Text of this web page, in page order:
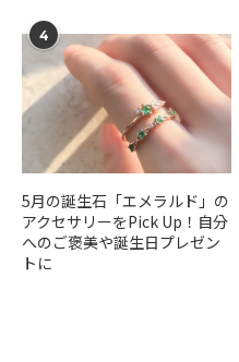
4
5月の誕生石「エメラルド」の
アクセサリーをPick Up！自分
へのご褒美や誕生日プレゼン
トに